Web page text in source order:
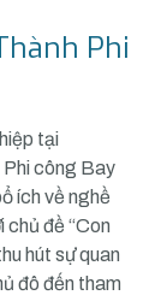
Phi
tại
công Bay
ích về nghề
đề “Con
hút sự quan
đô đến tham